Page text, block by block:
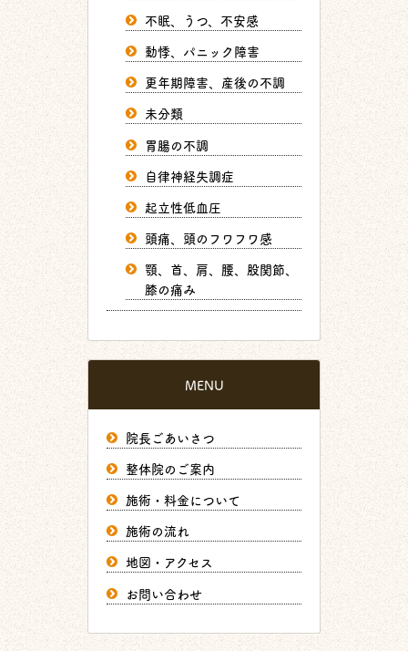
不眠、うつ、不安感
動悸、パニック障害
更年期障害、産後の不調
未分類
胃腸の不調
自律神経失調症
起立性低血圧
頭痛、頭のフワフワ感
顎、首、肩、腰、股関節、
膝の痛み
MENU
院長ごあいさつ
整体院のご案内
施術・料金について
施術の流れ
地図・アクセス
お問い合わせ